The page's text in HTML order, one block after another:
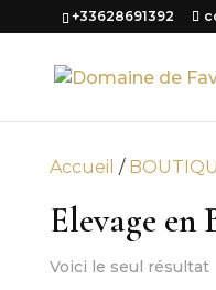
+33628691392
Accueil /
Elevage en
Voici le seul résultat